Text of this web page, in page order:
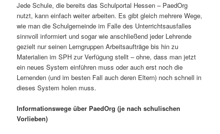
Jede Schule, die bereits das Schulportal Hessen – PaedOrg
nutzt, kann einfach weiter arbeiten. Es gibt gleich mehrere Wege,
wie man die Schulgemeinde im Falle des Unterrichtsausfalles
sinnvoll informiert und sogar wie anschließend jeder Lehrende
gezielt nur seinen Lerngruppen Arbeitsaufträge bis hin zu
Materialien im SPH zur Verfügung stellt – ohne, dass man jetzt
ein neues System einführen muss oder auch erst noch die
Lernenden (und im besten Fall auch deren Eltern) noch schnell in
dieses System holen muss.
Informationswege über PaedOrg (je nach schulischen
Vorlieben)